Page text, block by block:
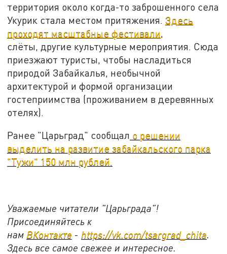
территория около когда-то заброшенного села
Укурик стала местом притяжения. Здесь
проходят масштабные фестивали,
слёты, другие культурные мероприятия. Сюда
приезжают туристы, чтобы насладиться
природой Забайкалья, необычной
архитектурой и формой организации
гостеприимства (проживанием в деревянных
отелях).
Ранее "Царьград" сообщал о решении
выделить на развитие забайкальского парка
"Тужи" 150 млн рублей.
Уважаемые читатели "Царьграда"!
Присоединяйтесь к
нам ВКонтакте - https://vk.com/tsargrad_chita.
Здесь все самое свежее и интересное.